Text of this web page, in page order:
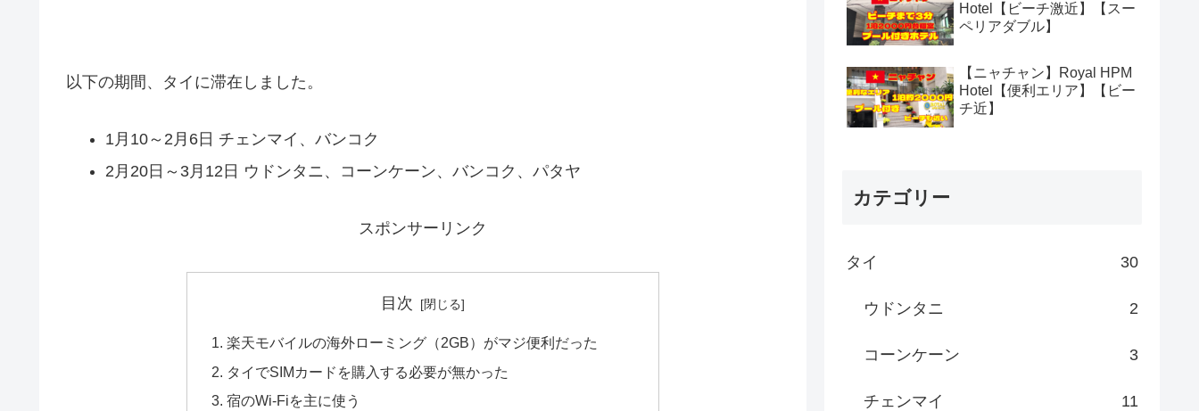
以下の期間、タイに滞在しました。
1月10～2月6日 チェンマイ、バンコク
2月20日～3月12日 ウドンタニ、コーンケーン、バンコク、パタヤ
スポンサーリンク
目次
楽天モバイルの海外ローミング（2GB）がマジ便利だった
タイでSIMカードを購入する必要が無かった
宿のWi-Fiを主に使う
Hotel【ビーチ激近】【スー
ペリアダブル】
【ニャチャン】Royal HPM
Hotel【便利エリア】【ビー
チ近】
カテゴリー
タイ 30
ウドンタニ 2
コーンケーン 3
チェンマイ 11